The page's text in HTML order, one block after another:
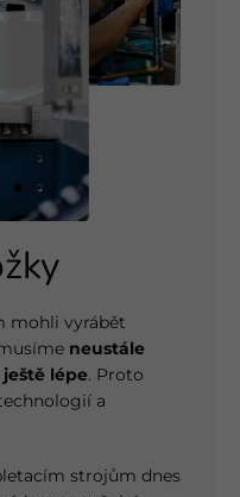
mohli vyrábět
neustále
lépe. Proto
a
strojům dnes